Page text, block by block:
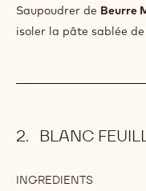
Saupoudrer de Beurre
isoler la pâte sablée de
BLANC
INGREDIENTS